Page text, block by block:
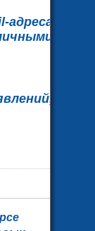
адреса